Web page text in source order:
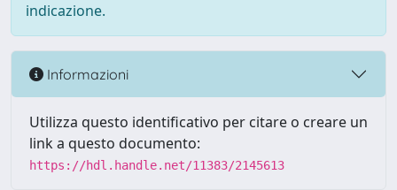
indicazione.
Informazioni
Utilizza questo identificativo per citare o creare un
link a questo documento:
https://hdl.handle.net/11383/2145613